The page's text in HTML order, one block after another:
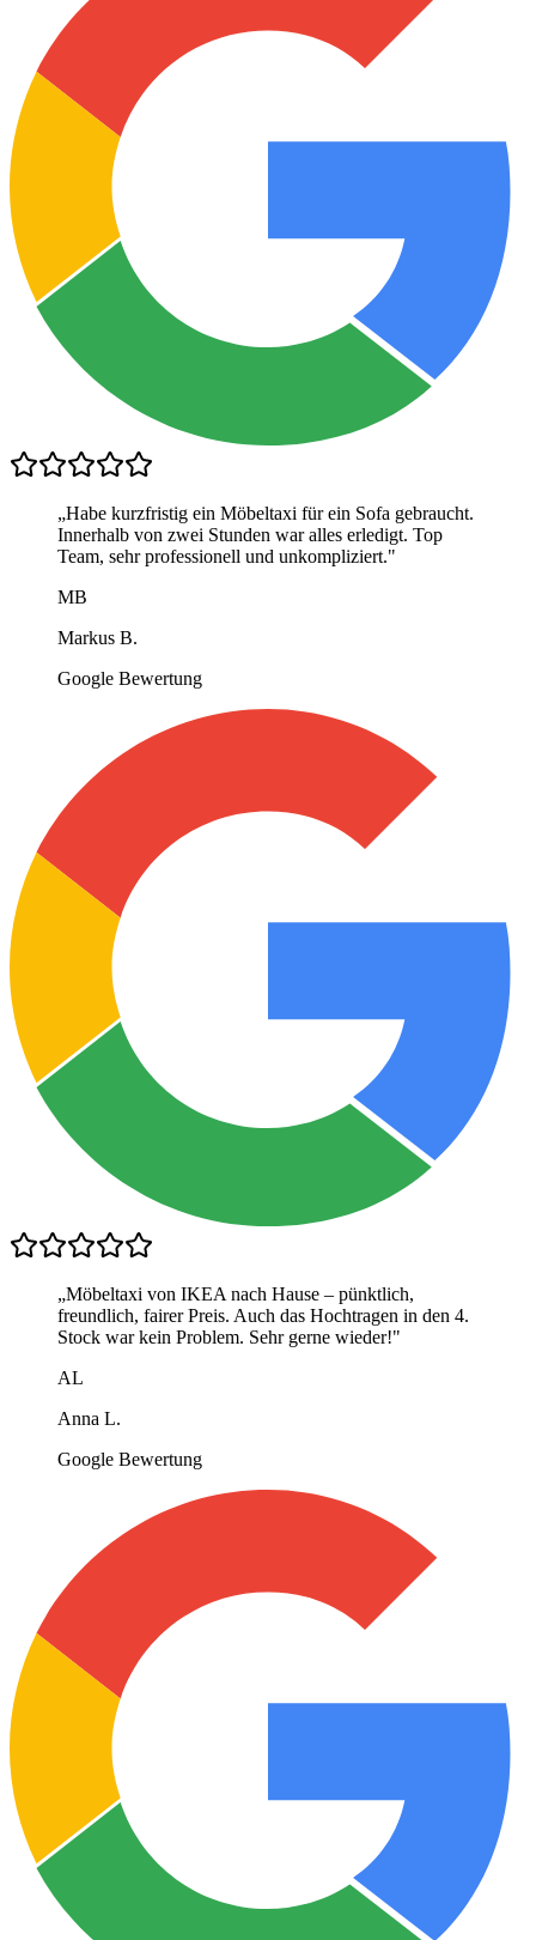
„Habe kurzfristig ein Möbeltaxi für ein Sofa gebraucht.
Innerhalb von zwei Stunden war alles erledigt. Top
Team, sehr professionell und unkompliziert."
MB
Markus B.
Google Bewertung
„Möbeltaxi von IKEA nach Hause – pünktlich,
freundlich, fairer Preis. Auch das Hochtragen in den 4.
Stock war kein Problem. Sehr gerne wieder!"
AL
Anna L.
Google Bewertung